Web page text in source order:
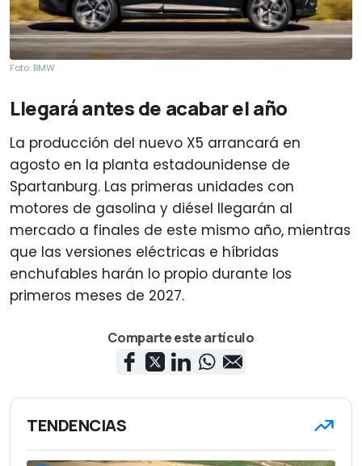
Foto: BMW
Llegará antes de acabar el año
La producción del nuevo X5 arrancará en
agosto en la planta estadounidense de
Spartanburg. Las primeras unidades con
motores de gasolina y diésel llegarán al
mercado a finales de este mismo año, mientras
que las versiones eléctricas e híbridas
enchufables harán lo propio durante los
primeros meses de 2027.
Comparte este artículo
TENDENCIAS